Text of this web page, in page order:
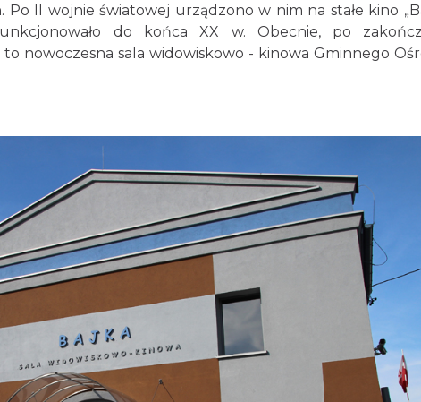
Po II wojnie światowej urządzono w nim na stałe kino
do końca XX w. Obecnie, po
nowoczesna sala widowiskowo - kinowa Gminnego